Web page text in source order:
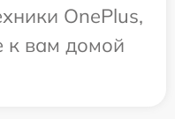
OnePlus,
к вам домой